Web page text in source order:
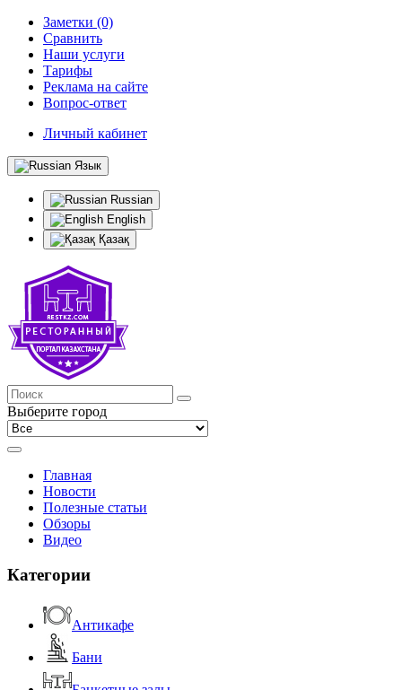
Заметки (0)
Сравнить
Наши услуги
Тарифы
Реклама на сайте
Вопрос-ответ
Личный кабинет
Язык
Russian
English
Қазақ
Выберите город
Главная
Новости
Полезные статьи
Обзоры
Видео
Категории
Антикафе
Бани